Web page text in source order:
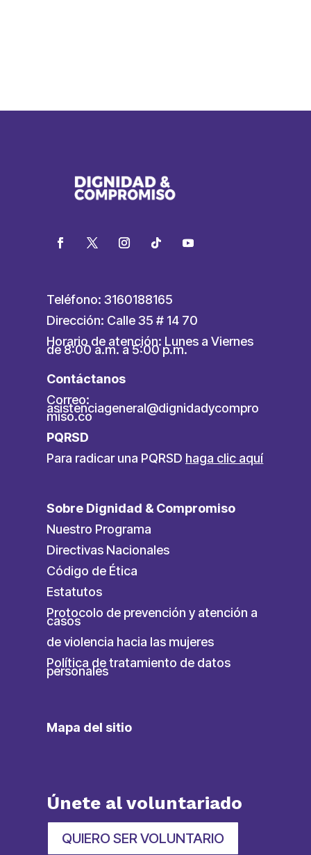
Teléfono: 3160188165
Dirección: Calle 35 # 14 70
Horario de atención: Lunes a Viernes
de 8:00 a.m. a 5:00 p.m.
Contáctanos
Correo:
asistenciageneral@dignidadycompro
miso.co
PQRSD
Para radicar una PQRSD haga clic aquí
Sobre Dignidad & Compromiso
Nuestro Programa
Directivas Nacionales
Código de Ética
Estatutos
Protocolo de prevención y atención a
casos
de violencia hacia las mujeres
Política de tratamiento de datos
personales
Mapa del sitio
Únete al voluntariado
QUIERO SER VOLUNTARIO